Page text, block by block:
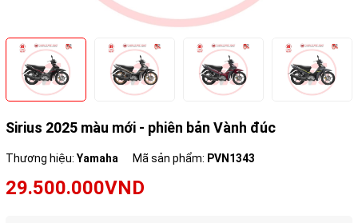
Sirius 2025 màu mới - phiên bản Vành đúc
Thương hiệu: Yamaha Mã sản phẩm: PVN1343
29.500.000VND